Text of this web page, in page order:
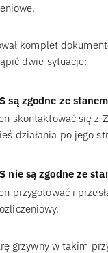
komplet
dwie sytuacje:
są zgodne ze
skontaktować się z
działania po jego
nie są zgodne ze
przygotować i
grzywny w takim